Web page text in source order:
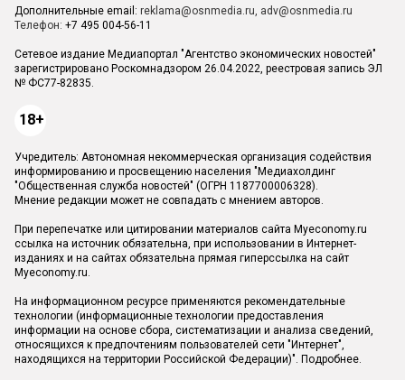
Дополнительные email: reklama@osnmedia.ru, adv@osnmedia.ru
Телефон: +7 495 004-56-11
Сетевое издание Медиапортал "Агентство экономических новостей"
зарегистрировано Роскомнадзором 26.04.2022, реестровая запись ЭЛ
№ ФС77-82835.
18+
Учредитель: Автономная некоммерческая организация содействия
информированию и просвещению населения "Медиахолдинг
"Общественная служба новостей" (ОГРН 1187700006328).
Мнение редакции может не совпадать с мнением авторов.
При перепечатке или цитировании материалов сайта Myeconomy.ru
ссылка на источник обязательна, при использовании в Интернет-
изданиях и на сайтах обязательна прямая гиперссылка на сайт
Myeconomy.ru.
На информационном ресурсе применяются рекомендательные
технологии (информационные технологии предоставления
информации на основе сбора, систематизации и анализа сведений,
относящихся к предпочтениям пользователей сети "Интернет",
находящихся на территории Российской Федерации)". Подробнее.